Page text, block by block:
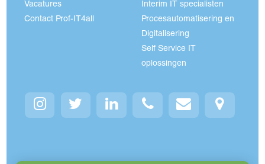
Vacatures
Contact Prof-IT4all
Interim IT specialisten
Procesautomatisering en
Digitalisering
Self Service IT
oplossingen